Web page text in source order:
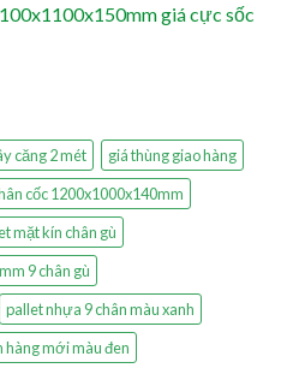
giá cực sốc
căng 2 mét
giá thùng giao hàng
cốc 1200x1000x140mm
mặt kín chân gù
9 chân gù
pallet nhựa 9 chân màu xanh
mới màu đen